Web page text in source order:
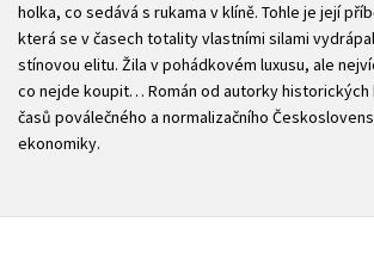
holka, co sedává s rukama v klíně. Tohle je její
která se v časech totality vlastními silami
stínovou elitu. Žila v pohádkovém luxusu, ale
co nejde koupit… Román od autorky
časů poválečného a normalizačního
ekonomiky.